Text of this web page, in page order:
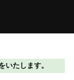
たします。